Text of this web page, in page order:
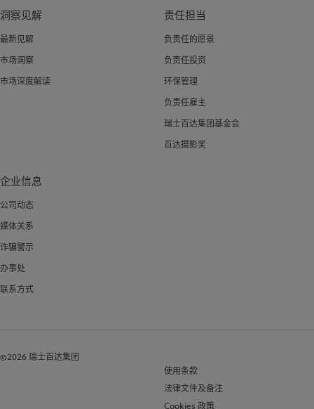
洞察见解
最新见解
市场洞察
市场深度解读
责任担当
负责任的愿景
负责任投资
环保管理
负责任雇主
瑞士百达集团基金会
百达摄影奖
企业信息
公司动态
媒体关系
诈骗警示
办事处
联系方式
©2026 瑞士百达集团
使用条款
法律文件及备注
Cookies 政策